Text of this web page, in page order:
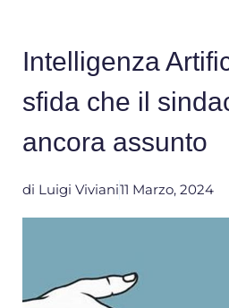
Intelligenza
sfida che il
ancora assunto
di Luigi Viviani11 Marzo, 2024